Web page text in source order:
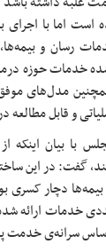
است اما با
رسانو
خدمات حوزه
مدل‌های
و قابل
گفت: در این
دچار کسری
خدمات ارائه
اساس سرانه‌ی